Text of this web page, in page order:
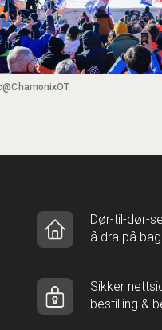
Dør-til-dør-
å dra på
Sikker
bestilling &